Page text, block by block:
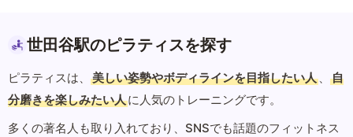
世田谷駅のピラティスを探す
ピラティスは、 美しい姿勢やボディラインを目指したい人 、
自
分磨きを楽しみたい人に人気のトレーニングです。
多くの著名人も取り入れており、SNSでも話題のフィットネス